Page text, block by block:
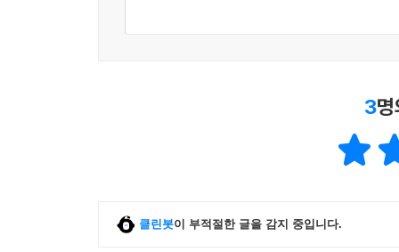
3
클린봇이 부적절한 글을 감지 중입니다.